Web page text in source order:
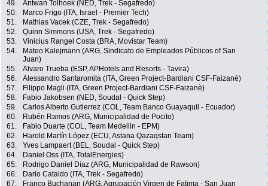
49.
Antwan Tolhoek (NED, Trek - Segafredo)
50.
Marco Frigo (ITA, Israel - Premier Tech)
51.
Mathias Vacek (CZE, Trek - Segafredo)
52.
Quinn Simmons (USA, Trek - Segafredo)
53.
Vinicius Rangel Costa (BRA, Movistar Team)
54.
Mateo Kalejmann (ARG, Sindicato de Empleados Públicos of San
Juan)
55. Alvaro Trueba (ESP, APHotels and Resorts - Tavira)
56.
Alessandro Santaromita (ITA, Green Project-Bardiani CSF-Faizanè)
57.
Filippo Magli (ITA, Green Project-Bardiani CSF-Faizanè)
58.
Fabio Jakobsen (NED, Soudal - Quick Step)
59.
Carlos Alberto Gutierrez (COL, Team Banco Guayaquil - Ecuador)
60.
Rubén Ramos (ARG, Municipalidad de Pocito)
61.
Fabio Duarte (COL, Team Medellin - EPM)
62.
Harold Martín López (ECU, Astana Qazaqstan Team)
63.
Yves Lampaert (BEL, Soudal - Quick Step)
64.
Daniel Oss (ITA, TotalEnergies)
65.
Rodrigo Daniel Díaz (ARG, Municipalidad de Rawson)
66.
Dario Cataldo (ITA, Trek - Segafredo)
67.
Franco Buchanan (ARG, Agrupación Virgen de Fatima - San Juan